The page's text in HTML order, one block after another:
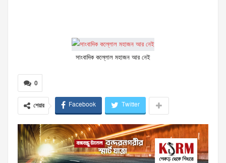
সাংবাদিক কল্লোল মহাজন আর নেই
0
শেয়ার Facebook Twitter